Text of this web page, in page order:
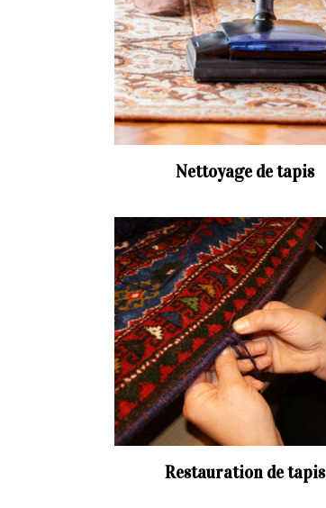
Nettoyage de tapis
Restauration de tapis